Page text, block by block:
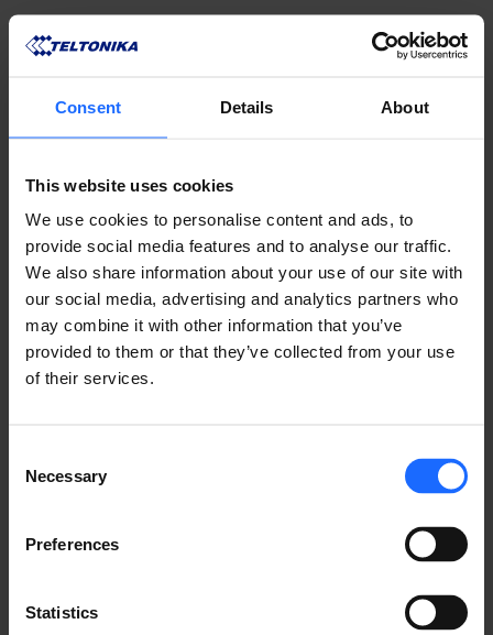
Consent Details About
This website uses cookies
We use cookies to personalise content and ads, to
provide social media features and to analyse our traffic.
We also share information about your use of our site with
our social media, advertising and analytics partners who
may combine it with other information that you’ve
provided to them or that they’ve collected from your use
of their services.
Selection
Necessary
Preferences
Statistics
対応製品すべての製品を見る
​対応アクセサリ